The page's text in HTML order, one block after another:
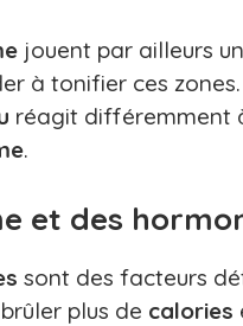
jouent par ailleurs
à tonifier ces
réagit différemment
.
et des
sont des facteurs
plus de calories